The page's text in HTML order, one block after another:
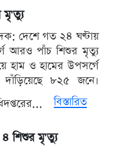
মৃ'ত্যু
দেশে গত ২৪ ঘণ্টায়
আরও পাঁচ শিশুর মৃত্যু
হাম ও হামের উপসর্গে
দাঁড়িয়েছে ৮২৫ জনে।
বিস্তারিত
শিশুর মৃ'ত্যু